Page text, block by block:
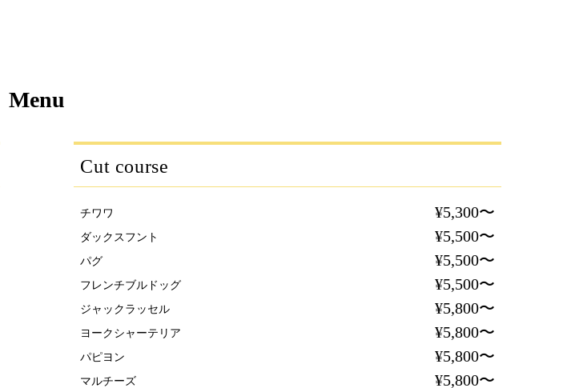
Menu
Cut course
チワワ ¥5,300〜
ダックスフント ¥5,500〜
パグ ¥5,500〜
フレンチブルドッグ ¥5,500〜
ジャックラッセル ¥5,800〜
ヨークシャーテリア ¥5,800〜
パピヨン ¥5,800〜
マルチーズ ¥5,800〜